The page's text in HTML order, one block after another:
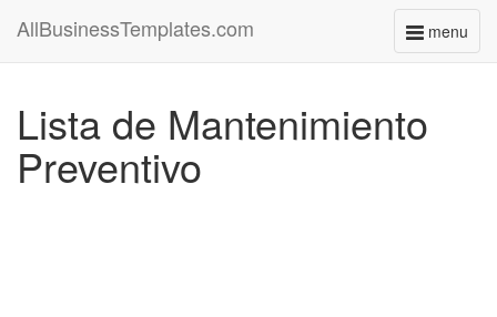
menu
Toggle
AllBusinessTemplates.com
Lista de Mantenimiento
Preventivo